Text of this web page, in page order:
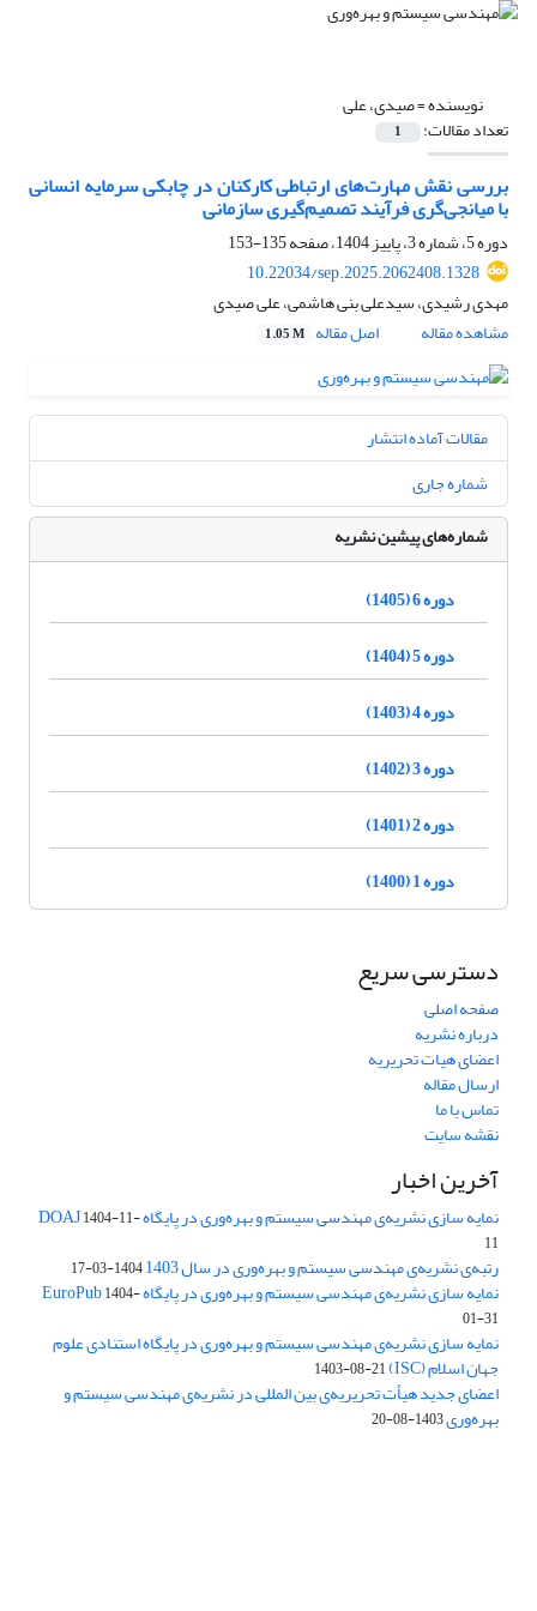
نویسنده =صیدی، علی
تعداد مقالات: 1
بررسی نقش مهارت‌های ارتباطی کارکنان در چابکی سرمایه انسانی
با میانجی‌گری فرآیند تصمیم‌گیری سازمانی
دوره 5، شماره 3، پاییز 1404، صفحه
135-153
10.22034/sep.2025.2062408.1328
مهدی رشیدی، سیدعلی بنی هاشمی، علی صیدی
مشاهده مقاله
اصل مقاله 1.05 M
مقالات آماده انتشار
شماره جاری
شماره‌های پیشین نشریه
دوره 6 (1405)
دوره 5 (1404)
دوره 4 (1403)
دوره 3 (1402)
دوره 2 (1401)
دوره 1 (1400)
دسترسی سریع
صفحه اصلی
درباره نشریه
اعضای هیات تحریریه
ارسال مقاله
تماس با ما
نقشه سایت
آخرین اخبار
نمایه سازی نشریه‌ی مهندسی سیستم و بهره‌وری در پایگاه DOAJ1404-11-
11
رتبه‌ی نشریه‌ی مهندسی سیستم و بهره‌وری در سال 1403 1404-03-17
نمایه سازی نشریه‌ی مهندسی سیستم و بهره‌وری در پایگاه EuroPub1404-
01-31
نمایه سازی نشریه‌ی مهندسی سیستم و بهره‌وری در پایگاه استنادی علوم
جهان اسلام (ISC) 1403-08-21
اعضای جدید هیأت تحریریه‌ی بین المللی در نشریه‌ی مهندسی سیستم و
بهره‌وری1403-08-20